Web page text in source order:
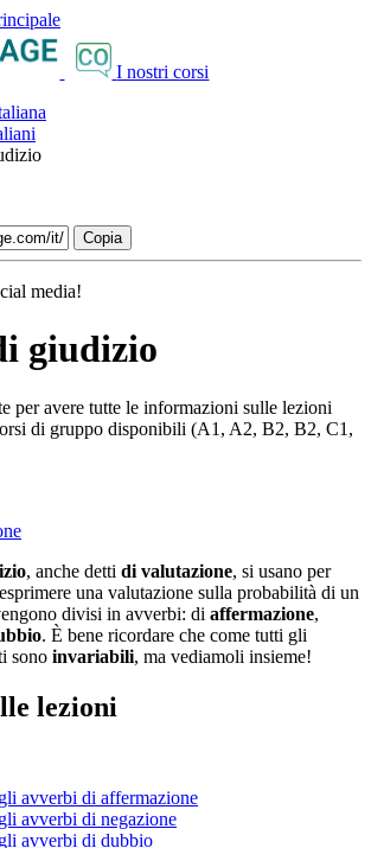
I nostri corsi
Copia
media!
giudizio
per avere tutte le informazioni sulle lezioni
di gruppo disponibili (A1, A2, B2, B2, C1,
, anche detti di valutazione, si usano per
una valutazione sulla probabilità di un
divisi in avverbi: di affermazione,
. È bene ricordare che come tutti gli
sono invariabili, ma vediamoli insieme!
lezioni
avverbi di affermazione
avverbi di negazione
avverbi di dubbio